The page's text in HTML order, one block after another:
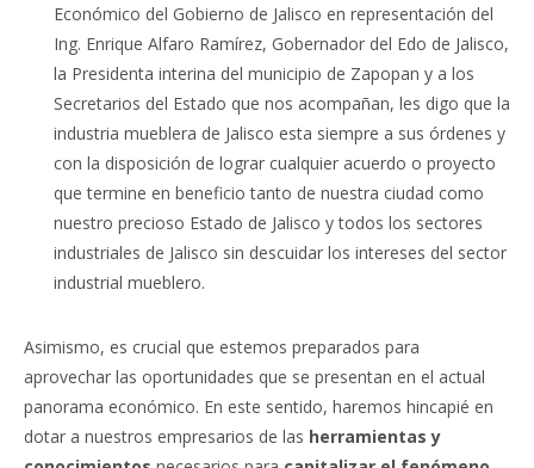
Económico del Gobierno de Jalisco en representación del
Ing. Enrique Alfaro Ramírez, Gobernador del Edo de Jalisco,
la Presidenta interina del municipio de Zapopan y a los
Secretarios del Estado que nos acompañan, les digo que la
industria mueblera de Jalisco esta siempre a sus órdenes y
con la disposición de lograr cualquier acuerdo o proyecto
que termine en beneficio tanto de nuestra ciudad como
nuestro precioso Estado de Jalisco y todos los sectores
industriales de Jalisco sin descuidar los intereses del sector
industrial mueblero.
Asimismo, es crucial que estemos preparados para
aprovechar las oportunidades que se presentan en el actual
panorama económico. En este sentido, haremos hincapié en
dotar a nuestros empresarios de las herramientas y